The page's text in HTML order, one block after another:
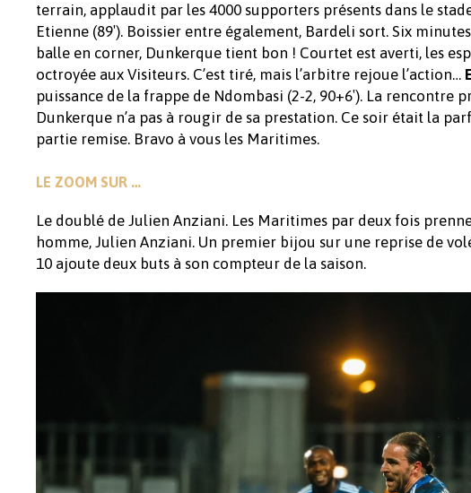
terrain, applaudit par les 4000 supporters présents dans le
Etienne (89′). Boissier entre également, Bardeli sort. Six
balle en corner, Dunkerque tient bon ! Courtet est averti, les
octroyée aux Visiteurs. C’est tiré, mais l’arbitre rejoue l’action…
puissance de la frappe de Ndombasi (2-2, 90+6′). La rencontre
Dunkerque n’a pas à rougir de sa prestation. Ce soir était la
partie remise. Bravo à vous les Maritimes.
LE ZOOM SUR …
Le doublé de Julien Anziani. Les Maritimes par deux fois
homme, Julien Anziani. Un premier bijou sur une reprise de
10 ajoute deux buts à son compteur de la saison.